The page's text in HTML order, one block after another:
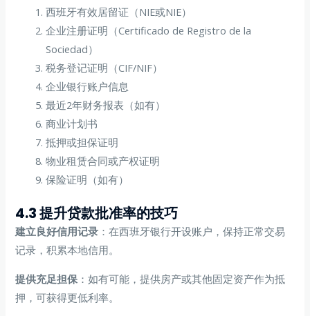
西班牙有效居留证（NIE或NIE）
企业注册证明（Certificado de Registro de la
Sociedad）
税务登记证明（CIF/NIF）
企业银行账户信息
最近2年财务报表（如有）
商业计划书
抵押或担保证明
物业租赁合同或产权证明
保险证明（如有）
4.3 提升贷款批准率的技巧
建立良好信用记录 ：在西班牙银行开设账户，保持正常交易
记录，积累本地信用。
提供充足担保 ：如有可能，提供房产或其他固定资产作为抵
押，可获得更低利率。